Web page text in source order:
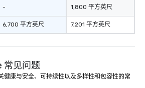
-
6,700 平方英尺
1,800 平方英尺
7,201 平方英尺
常见问题
康与安全、可持续性以及多样性和包容性的常